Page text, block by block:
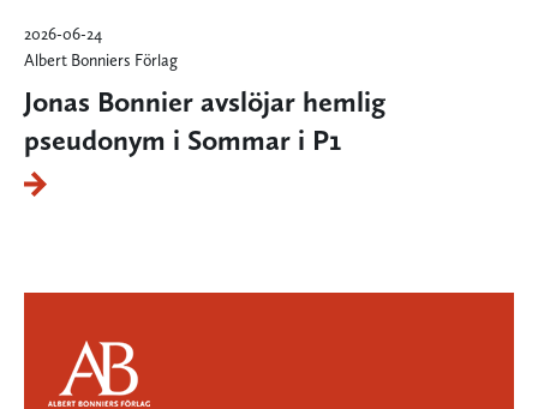
2026-06-24
Albert Bonniers Förlag
Jonas Bonnier avslöjar hemlig
pseudonym i Sommar i P1